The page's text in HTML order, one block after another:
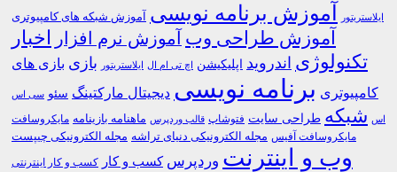
ایلاستریتور آموزش برنامه نویسی آموزش شبکه های کامپیوتری
آموزش طراحی وب آموزش نرم افزار اخبار
تکنولوژی اندروید اپلیکیشن اچ تی ام ال ایلاستریتور بازی بازی های
کامپیوتری برنامه نویسی دیجیتال مارکتینگ سئو سی اس
اس شبکه طراحی سایت فتوشاپ قالب وردپرس ماهنامه بازینامه مایکروسافت
مایکروسافت آفیس مجله الکترونیکی دنیای تراشه مجله الکترونیکی چیپست
وب و اینترنت وردپرس کسب و کار کسب و کار اینترنتی